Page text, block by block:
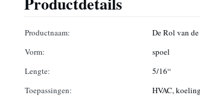
Productnaam: De Rol van
Vorm:
spoel
Lengte:
5/16“
Toepassingen:
HVAC,